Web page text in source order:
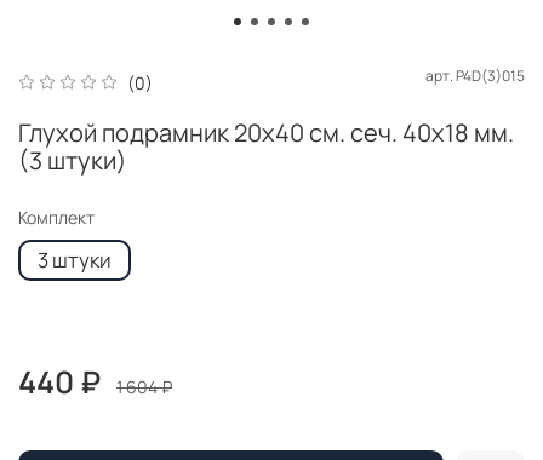
(0) арт.P4D(3)015
Глухой подрамник 20x40 см. сеч. 40х18 мм.
(3 штуки)
Комплект
3 штуки
440 ₽ 1 604 ₽